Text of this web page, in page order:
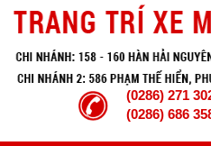
(0286) 271
(0286) 686